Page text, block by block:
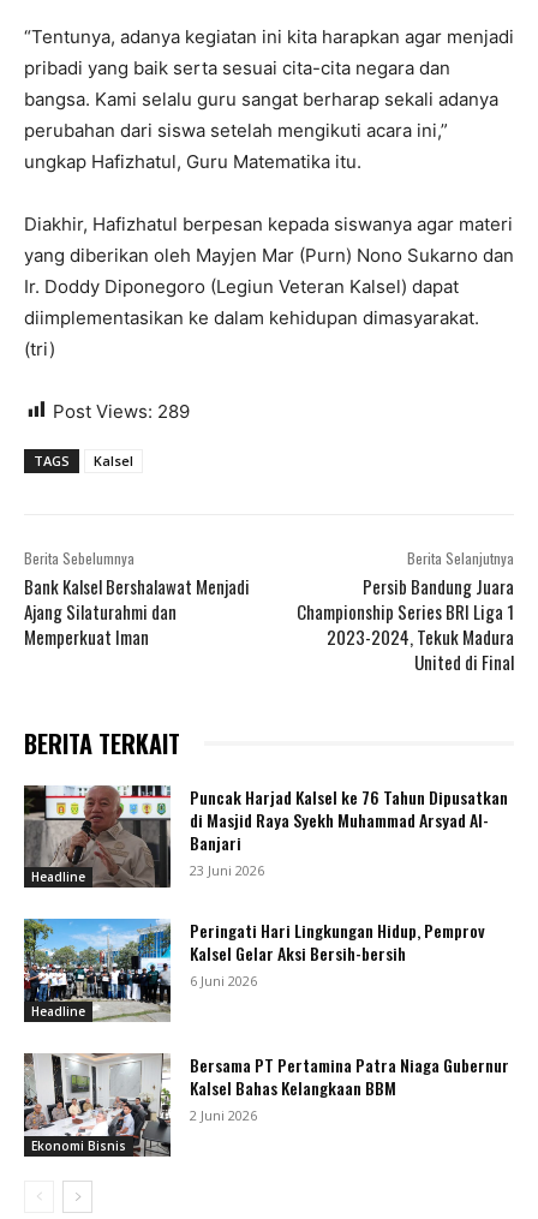
“Tentunya, adanya kegiatan ini kita harapkan agar menjadi
pribadi yang baik serta sesuai cita-cita negara dan
bangsa. Kami selalu guru sangat berharap sekali adanya
perubahan dari siswa setelah mengikuti acara ini,”
ungkap Hafizhatul, Guru Matematika itu.
Diakhir, Hafizhatul berpesan kepada siswanya agar materi
yang diberikan oleh Mayjen Mar (Purn) Nono Sukarno dan
Ir. Doddy Diponegoro (Legiun Veteran Kalsel) dapat
diimplementasikan ke dalam kehidupan dimasyarakat.
(tri)
Post Views: 289
TAGS Kalsel
Berita Sebelumnya
Bank Kalsel Bershalawat Menjadi
Ajang Silaturahmi dan
Memperkuat Iman
Berita Selanjutnya
Persib Bandung Juara
Championship Series BRI Liga 1
2023-2024, Tekuk Madura
United di Final
BERITA TERKAIT
Headline
Puncak Harjad Kalsel ke 76 Tahun Dipusatkan
di Masjid Raya Syekh Muhammad Arsyad Al-
Banjari
23 Juni 2026
Headline
Peringati Hari Lingkungan Hidup, Pemprov
Kalsel Gelar Aksi Bersih-bersih
6 Juni 2026
Ekonomi Bisnis
Bersama PT Pertamina Patra Niaga Gubernur
Kalsel Bahas Kelangkaan BBM
2 Juni 2026